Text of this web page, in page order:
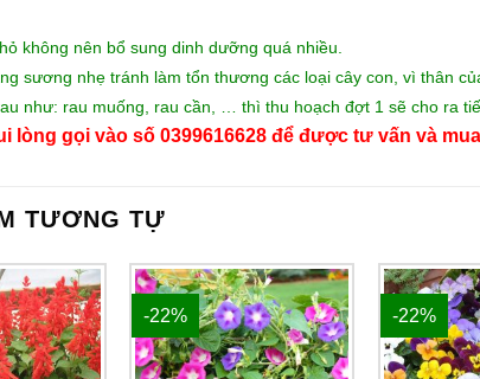
không nên bổ sung dinh dưỡng quá nhiều.
sương nhẹ tránh làm tổn thương các loại cây con, vì thân
như: rau muống, rau cần, … thì thu hoạch đợt 1 sẽ cho ra
lòng gọi vào số 0399616628 để được tư vấn và
TƯƠNG TỰ
-22% -22%